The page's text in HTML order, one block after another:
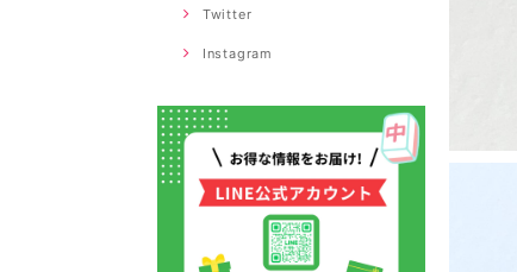
Twitter
Instagram